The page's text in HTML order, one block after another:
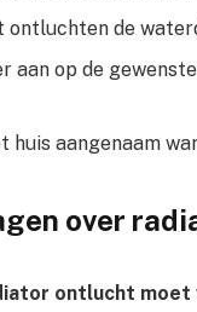
de
aan op de
huis aangenaam
over
ontlucht moet